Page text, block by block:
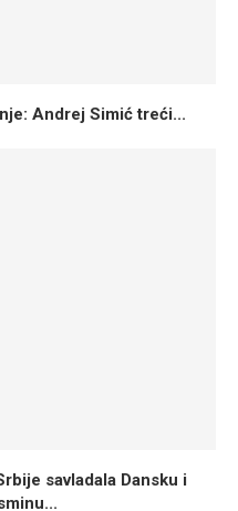
Andrej Simić treći...
savladala Dansku i